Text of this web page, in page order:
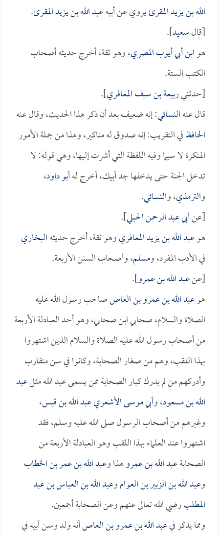
الله بن يزيد المقرئيروي عن أبيهعبد الله بن يزيد المقرئ.
[قالسعيد].
هوابن أبي أيوب المصري، وهو ثقة، أخرج حديثه أصحاب
الكتب الستة.
[حدثنيربيعة بن سيف المعافري].
قال عنهالنسائي: إنه ضعيف بعد أن ذكر هذا الحديث، وقال عنه
الحافظفي التقريب: إنه صدوق له مناكير، وهذا من جملة الأمور
المنكرة لا سيما وفيه اللفظة التي أشرت إليها، وهي قوله: لا
تدخل الجنة حتى يدخلها جد أبيك، أخرج لهأبو داود،
والترمذي، والنسائي.
[عنأبي عبد الرحمن الحبلي].
هوعبد الله بن يزيد المعافريوهو ثقة، أخرج حديثهالبخاري
في الأدب المفرد، ومسلم، وأصحاب السنن الأربعة.
[عنعبد الله بن عمرو].
هوعبد الله بن عمرو بن العاصصاحب رسول الله عليه
الصلاة والسلام، صحابي ابن صحابي، وهو أحد العبادلة الأربعة
من أصحاب رسول الله عليه الصلاة والسلام الذين اشتهروا
بهذا اللقب، وهم من صغار الصحابة، وكانوا في سن متقارب
وأدركهم من لم يدرك كبار الصحابة ممن يسمى عبد الله مثلعبد
الله بن مسعود، وأبي موسى الأشعري عبد الله بن قيس،
وغيرهم من أصحاب الرسول صلى الله عليه وسلم، فقد
اشتهروا عند العلماء بهذا اللقب وهو العبادلة الأربعة من
الصحابةعبد الله بن عمروهذا وعبد الله بن عمر بن الخطاب
وعبد الله بن الزبير بن العواموعبد الله بن العباس بن عبد
المطلبرضي الله تعالى عنهم وعن الصحابة أجمعين.
ومما يذكر فيعبد الله بن عمرو بن العاصأنه ولد وسن أبيه في